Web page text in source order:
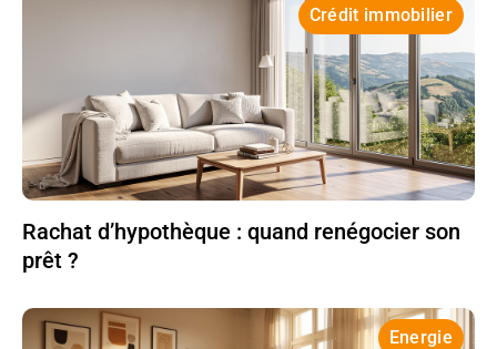
Crédit immobilier
Rachat d’hypothèque : quand renégocier son
prêt ?
Energie